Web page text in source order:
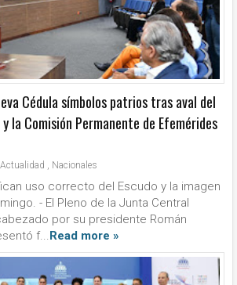
Cédula símbolos patrios tras aval del
la Comisión Permanente de Efemérides
Actualidad , Nacionales
uso correcto del Escudo y la imagen
- El Pleno de la Junta Central
por su presidente Román
f...Read more »